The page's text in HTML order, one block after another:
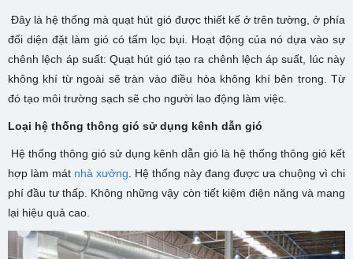
Đây là hệ thống mà quạt hút gió được thiết kế ở trên tường, ở phía
đối diện đặt làm gió có tấm lọc bụi. Hoạt động của nó dựa vào sự
chênh lệch áp suất: Quạt hút gió tạo ra chênh lệch áp suất, lúc này
không khí từ ngoài sẽ tràn vào điều hòa không khí bên trong. Từ
đó tạo môi trường sạch sẽ cho người lao động làm việc.
Loại hệ thống thông gió sử dụng kênh dẫn gió
Hệ thống thông gió sử dụng kênh dẫn gió là hệ thống thông gió kết
hợp làm mát nhà xưởng. Hệ thống này đang được ưa chuộng vì chi
phí đầu tư thấp. Không những vậy còn tiết kiệm điện năng và mang
lại hiệu quả cao.